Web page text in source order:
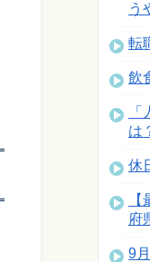
う
転
飲
は
休
府
9